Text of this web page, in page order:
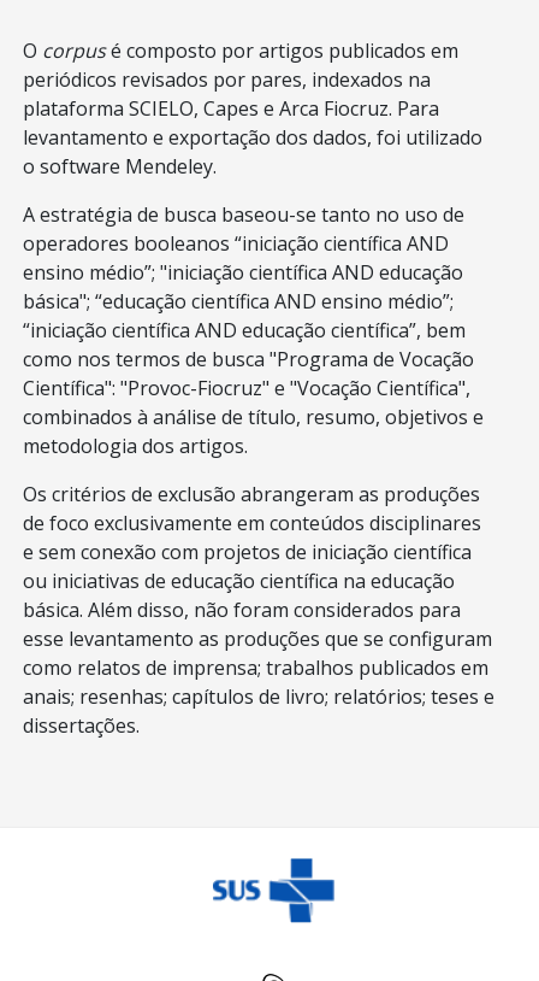
O corpusé composto por artigos publicados em
periódicos revisados por pares, indexados na
plataforma SCIELO, Capes e Arca Fiocruz. Para
levantamento e exportação dos dados, foi utilizado
o software Mendeley.
A estratégia de busca baseou-se tanto no uso de
operadores booleanos “iniciação científica AND
ensino médio”; "iniciação científica AND educação
básica"; “educação científica AND ensino médio”;
“iniciação científica AND educação científica”, bem
como nos termos de busca "Programa de Vocação
Científica": "Provoc-Fiocruz" e "Vocação Científica",
combinados à análise de título, resumo, objetivos e
metodologia dos artigos.
Os critérios de exclusão abrangeram as produções
de foco exclusivamente em conteúdos disciplinares
e sem conexão com projetos de iniciação científica
ou iniciativas de educação científica na educação
básica. Além disso, não foram considerados para
esse levantamento as produções que se configuram
como relatos de imprensa; trabalhos publicados em
anais; resenhas; capítulos de livro; relatórios; teses e
dissertações.